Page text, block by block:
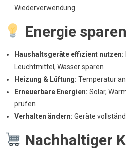
Wiederverwendung
Energie sparen
Haushaltsgeräte effizient nutzen:
Leuchtmittel, Wasser sparen
Heizung & Lüftung: Temperatur
Erneuerbare Energien: Solar,
prüfen
Verhalten ändern: Geräte
Nachhaltiger